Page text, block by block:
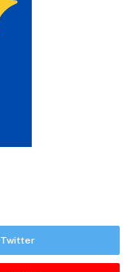
Twitter